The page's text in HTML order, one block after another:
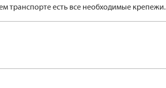
транспорте есть все необходимые крепежи.